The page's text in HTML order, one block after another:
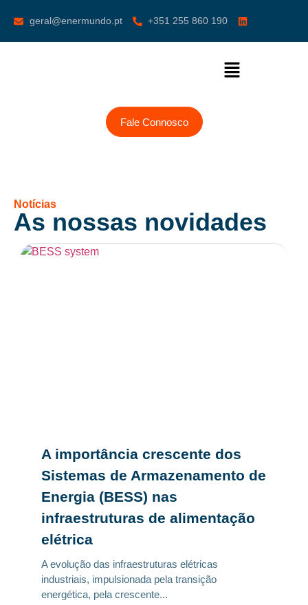
geral@enermundo.pt +351 255 860 190
Fale Connosco
Notícias
As nossas novidades
A importância crescente dos
Sistemas de Armazenamento de
Energia (BESS) nas
infraestruturas de alimentação
elétrica
A evolução das infraestruturas elétricas
industriais, impulsionada pela transição
energética, pela crescente...